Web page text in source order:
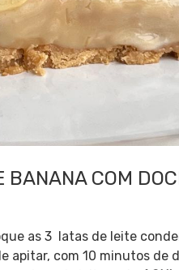
BANANA COM
as 3 latas de leite
apitar, com 10 minutos de